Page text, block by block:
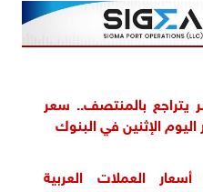
يتراجع بالمنتصف.. سعر
اليوم الإثنين في البنوك
أسعار العملات العربية